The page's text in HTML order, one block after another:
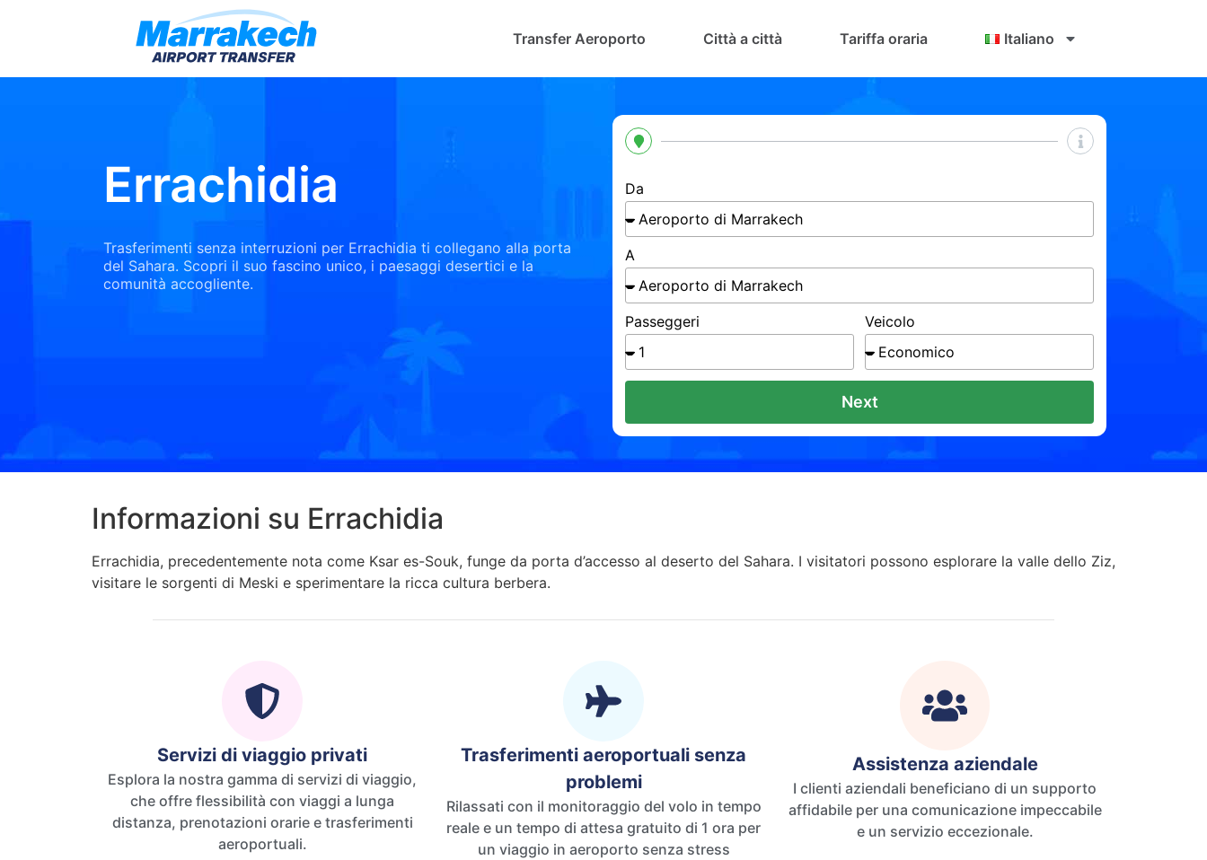
Transfer Aeroporto Città a città Tariffa oraria Italiano
Errachidia
Trasferimenti senza interruzioni per Errachidia ti collegano alla porta
del Sahara. Scopri il suo fascino unico, i paesaggi desertici e la
comunità accogliente.
Da
A
Passeggeri Veicolo
Next
Informazioni su Errachidia
Errachidia, precedentemente nota come Ksar es-Souk, funge da porta d’accesso al deserto del Sahara. I visitatori possono esplorare la valle dello Ziz,
visitare le sorgenti di Meski e sperimentare la ricca cultura berbera.
Servizi di viaggio privati
Esplora la nostra gamma di servizi di viaggio,
che offre flessibilità con viaggi a lunga
distanza, prenotazioni orarie e trasferimenti
aeroportuali.
Trasferimenti aeroportuali senza
problemi
Rilassati con il monitoraggio del volo in tempo
reale e un tempo di attesa gratuito di 1 ora per
un viaggio in aeroporto senza stress
Assistenza aziendale
I clienti aziendali beneficiano di un supporto
affidabile per una comunicazione impeccabile
e un servizio eccezionale.